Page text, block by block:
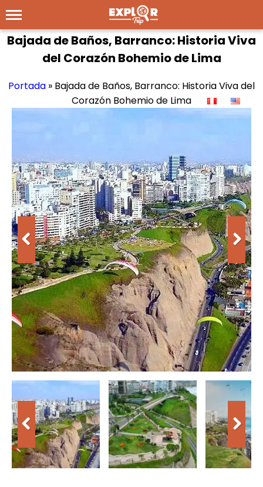
Bajada de Baños, Barranco: Historia Viva
del Corazón Bohemio de Lima
Portada » Bajada de Baños, Barranco: Historia Viva del
Corazón Bohemio de Lima